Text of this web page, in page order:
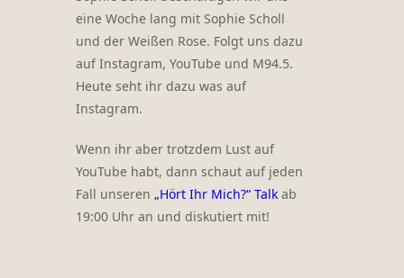
eine Woche lang mit Sophie Scholl
und der Weißen Rose. Folgt uns dazu
auf Instagram, YouTube und M94.5.
Heute seht ihr dazu was auf
Instagram.
Wenn ihr aber trotzdem Lust auf
YouTube habt, dann schaut auf jeden
Fall unseren „Hört Ihr Mich?“ Talk ab
19:00 Uhr an und diskutiert mit!